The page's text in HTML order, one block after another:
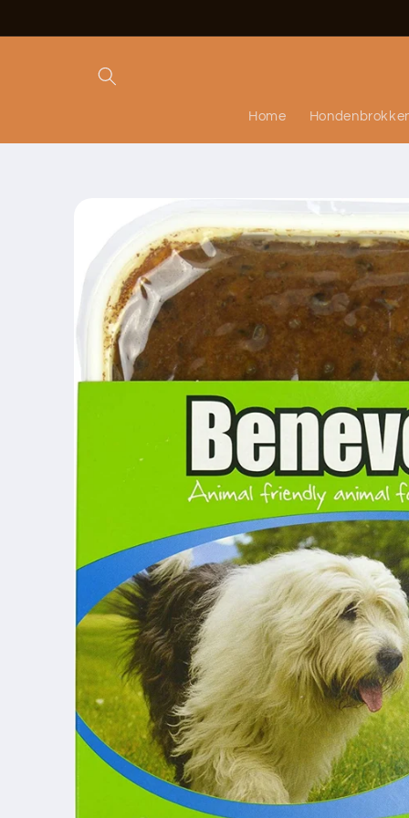
content
Home
productinformatie